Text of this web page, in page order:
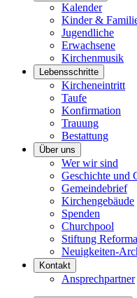
Kalender
Kinder &
Jugendliche
Erwachsene
Kirchenmusik
Lebensschritte
Kircheneintritt
Taufe
Konfirmation
Trauung
Bestattung
Über uns
Wer wir sind
Geschichte und
Gemeindebrief
Kirchengebäude
Spenden
Churchpool
Stiftung
Neuigkeiten-
Kontakt
Ansprechpartner